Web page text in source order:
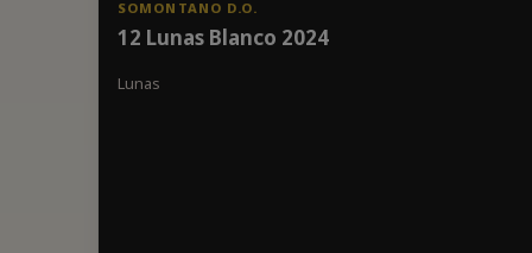
SOMONTANO D.O.
12 Lunas Blanco 2024
Lunas